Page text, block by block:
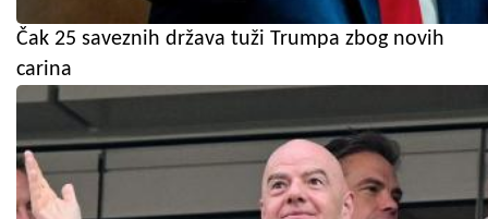
Čak 25 saveznih država tuži Trumpa zbog novih
carina